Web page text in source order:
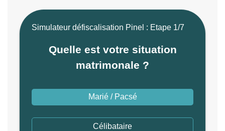
Simulateur défiscalisation Pinel : Etape 1/7
Quelle est votre situation
matrimonale ?
Marié / Pacsé
Célibataire